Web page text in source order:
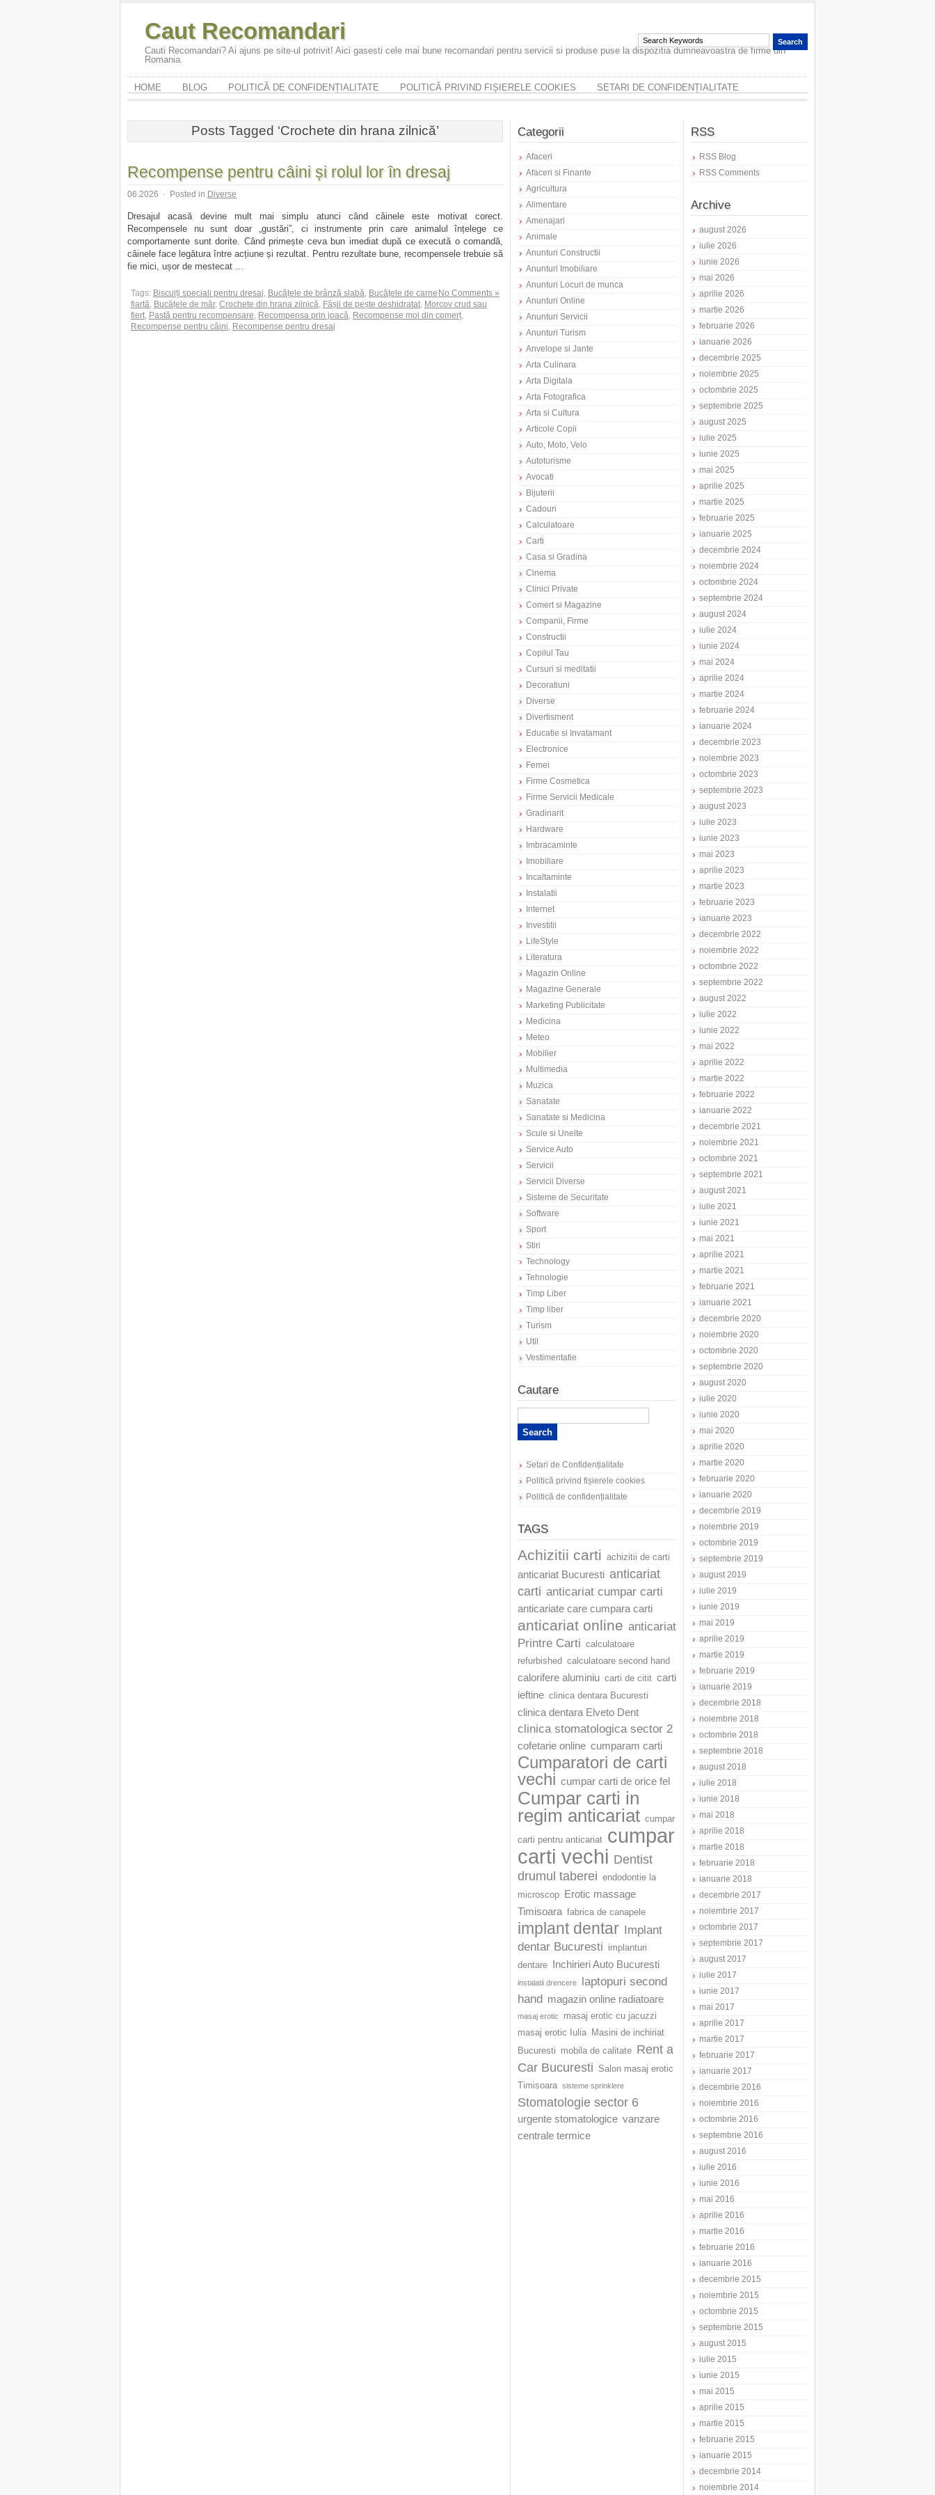
Caut Recomandari
Cauti Recomandari? Ai ajuns pe site-ul potrivit! Aici gasesti cele mai bune recomandari pentru servicii si produse puse la dispozitia dumneavoastra de firme din
Romania.
HOME BLOG POLITICĂ DE CONFIDENȚIALITATE POLITICĂ PRIVIND FIȘIERELE COOKIES SETARI DE CONFIDENȚIALITATE
Posts Tagged ‘Crochete din hrana zilnică’
Recompense pentru câini și rolul lor în dresaj
06.2026 · Posted in Diverse
Dresajul acasă devine mult mai simplu atunci când câinele este motivat corect.
Recompensele nu sunt doar „gustări”, ci instrumente prin care animalul înțelege ce
comportamente sunt dorite. Când primește ceva bun imediat după ce execută o comandă,
câinele face legătura între acțiune și rezultat. Pentru rezultate bune, recompensele trebuie să
fie mici, ușor de mestecat ...
No Comments »
Tags: Biscuiți speciali pentru dresaj, Bucățele de brânză slabă, Bucățele de carne
fiartă, Bucățele de măr, Crochete din hrana zilnică, Fâșii de pește deshidratat, Morcov crud sau
fiert, Pastă pentru recompensare, Recompensa prin joacă, Recompense moi din comerț,
Recompense pentru câini, Recompense pentru dresaj
Categorii
Afaceri
Afaceri si Finante
Agricultura
Alimentare
Amenajari
Animale
Anunturi Constructii
Anunturi Imobiliare
Anunturi Locuri de munca
Anunturi Online
Anunturi Servicii
Anunturi Turism
Anvelope si Jante
Arta Culinara
Arta Digitala
Arta Fotografica
Arta si Cultura
Articole Copii
Auto, Moto, Velo
Autoturisme
Avocati
Bijuterii
Cadouri
Calculatoare
Carti
Casa si Gradina
Cinema
Clinici Private
Comert si Magazine
Companii, Firme
Constructii
Copilul Tau
Cursuri si meditatii
Decoratiuni
Diverse
Divertisment
Educatie si Invatamant
Electronice
Femei
Firme Cosmetica
Firme Servicii Medicale
Gradinarit
Hardware
Imbracaminte
Imobiliare
Incaltaminte
Instalatii
Internet
Investitii
LifeStyle
Literatura
Magazin Online
Magazine Generale
Marketing Publicitate
Medicina
Meteo
Mobilier
Multimedia
Muzica
Sanatate
Sanatate si Medicina
Scule si Unelte
Service Auto
Servicii
Servicii Diverse
Sisteme de Securitate
Software
Sport
Stiri
Technology
Tehnologie
Timp Liber
Timp liber
Turism
Util
Vestimentatie
Cautare
Setari de Confidențialitate
Politică privind fișierele cookies
Politică de confidențialitate
TAGS
Achizitii carti achizitii de carti
anticariat Bucuresti anticariat
carti anticariat cumpar carti
anticariate care cumpara carti
anticariat online anticariat
Printre Carti calculatoare
refurbished calculatoare second hand
calorifere aluminiu carti de citit carti
ieftine clinica dentara Bucuresti
clinica dentara Elveto Dent
clinica stomatologica sector 2
cofetarie online cumparam carti
Cumparatori de carti
vechi cumpar carti de orice fel
Cumpar carti in
regim anticariat cumpar
carti pentru anticariat cumpar
carti vechi Dentist
drumul taberei endodontie la
microscop
Erotic massage
Timisoara fabrica de canapele
implant dentar Implant
dentar Bucuresti
implanturi
dentare
Inchirieri Auto Bucuresti
instalatii drencere
laptopuri second
hand magazin online radiatoare
masaj erotic
masaj erotic cu jacuzzi
masaj erotic Iulia
Masini de inchiriat
Bucuresti
mobila de calitate Rent a
Car Bucuresti
Salon masaj erotic
Timisoara sisteme sprinklere
Stomatologie sector 6
urgente stomatologice vanzare
centrale termice
RSS
RSS Blog
RSS Comments
Archive
august 2026
iulie 2026
iunie 2026
mai 2026
aprilie 2026
martie 2026
februarie 2026
ianuarie 2026
decembrie 2025
noiembrie 2025
octombrie 2025
septembrie 2025
august 2025
iulie 2025
iunie 2025
mai 2025
aprilie 2025
martie 2025
februarie 2025
ianuarie 2025
decembrie 2024
noiembrie 2024
octombrie 2024
septembrie 2024
august 2024
iulie 2024
iunie 2024
mai 2024
aprilie 2024
martie 2024
februarie 2024
ianuarie 2024
decembrie 2023
noiembrie 2023
octombrie 2023
septembrie 2023
august 2023
iulie 2023
iunie 2023
mai 2023
aprilie 2023
martie 2023
februarie 2023
ianuarie 2023
decembrie 2022
noiembrie 2022
octombrie 2022
septembrie 2022
august 2022
iulie 2022
iunie 2022
mai 2022
aprilie 2022
martie 2022
februarie 2022
ianuarie 2022
decembrie 2021
noiembrie 2021
octombrie 2021
septembrie 2021
august 2021
iulie 2021
iunie 2021
mai 2021
aprilie 2021
martie 2021
februarie 2021
ianuarie 2021
decembrie 2020
noiembrie 2020
octombrie 2020
septembrie 2020
august 2020
iulie 2020
iunie 2020
mai 2020
aprilie 2020
martie 2020
februarie 2020
ianuarie 2020
decembrie 2019
noiembrie 2019
octombrie 2019
septembrie 2019
august 2019
iulie 2019
iunie 2019
mai 2019
aprilie 2019
martie 2019
februarie 2019
ianuarie 2019
decembrie 2018
noiembrie 2018
octombrie 2018
septembrie 2018
august 2018
iulie 2018
iunie 2018
mai 2018
aprilie 2018
martie 2018
februarie 2018
ianuarie 2018
decembrie 2017
noiembrie 2017
octombrie 2017
septembrie 2017
august 2017
iulie 2017
iunie 2017
mai 2017
aprilie 2017
martie 2017
februarie 2017
ianuarie 2017
decembrie 2016
noiembrie 2016
octombrie 2016
septembrie 2016
august 2016
iulie 2016
iunie 2016
mai 2016
aprilie 2016
martie 2016
februarie 2016
ianuarie 2016
decembrie 2015
noiembrie 2015
octombrie 2015
septembrie 2015
august 2015
iulie 2015
iunie 2015
mai 2015
aprilie 2015
martie 2015
februarie 2015
ianuarie 2015
decembrie 2014
noiembrie 2014